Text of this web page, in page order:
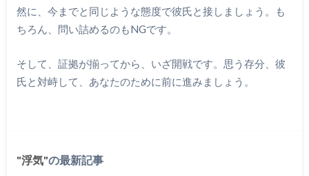
然に、今までと同じような態度で彼氏と接しましょう。も
ちろん、問い詰めるのもNGです。
そして、証拠が揃ってから、いざ開戦です。思う存分、彼
氏と対峙して、あなたのために前に進みましょう。
浮気 の最新記事